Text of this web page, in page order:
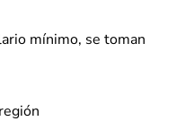
mínimo, se toman